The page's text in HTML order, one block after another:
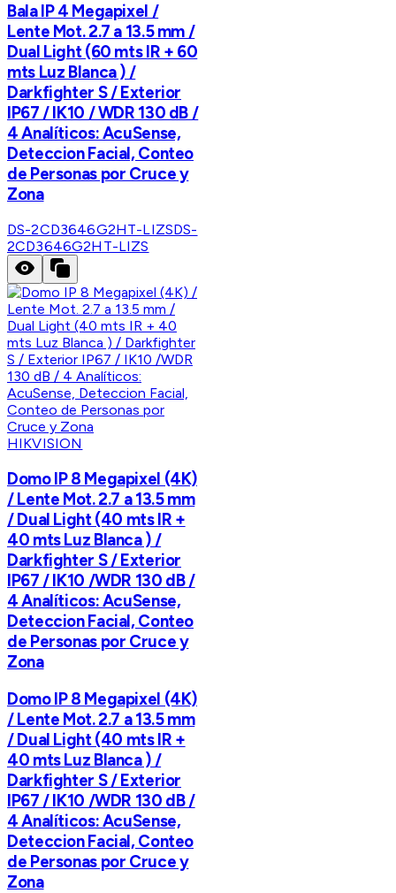
Bala IP 4 Megapixel /
Lente Mot. 2.7 a 13.5 mm /
Dual Light (60 mts IR + 60
mts Luz Blanca ) /
Darkfighter S / Exterior
IP67 / IK10 / WDR 130 dB /
4 Analíticos: AcuSense,
Deteccion Facial, Conteo
de Personas por Cruce y
Zona
DS-2CD3646G2HT-LIZSDS-
2CD3646G2HT-LIZS
HIKVISION
Domo IP 8 Megapixel (4K)
/ Lente Mot. 2.7 a 13.5 mm
/ Dual Light (40 mts IR +
40 mts Luz Blanca ) /
Darkfighter S / Exterior
IP67 / IK10 /WDR 130 dB /
4 Analíticos: AcuSense,
Deteccion Facial, Conteo
de Personas por Cruce y
Zona
Domo IP 8 Megapixel (4K)
/ Lente Mot. 2.7 a 13.5 mm
/ Dual Light (40 mts IR +
40 mts Luz Blanca ) /
Darkfighter S / Exterior
IP67 / IK10 /WDR 130 dB /
4 Analíticos: AcuSense,
Deteccion Facial, Conteo
de Personas por Cruce y
Zona